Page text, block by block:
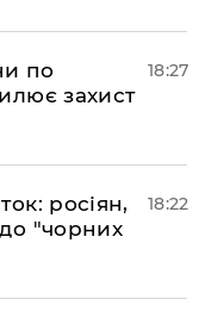
по
захист
18:27
росіян,
"чорних
18:22